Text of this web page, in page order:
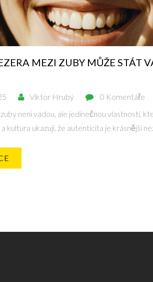
MEZI ZUBY MŮŽE STÁT
Viktor Hrubý
0 Komentáře
není vadou, ale jedinečnou vlastností,
a kultura ukazují, že autenticita je krásnější